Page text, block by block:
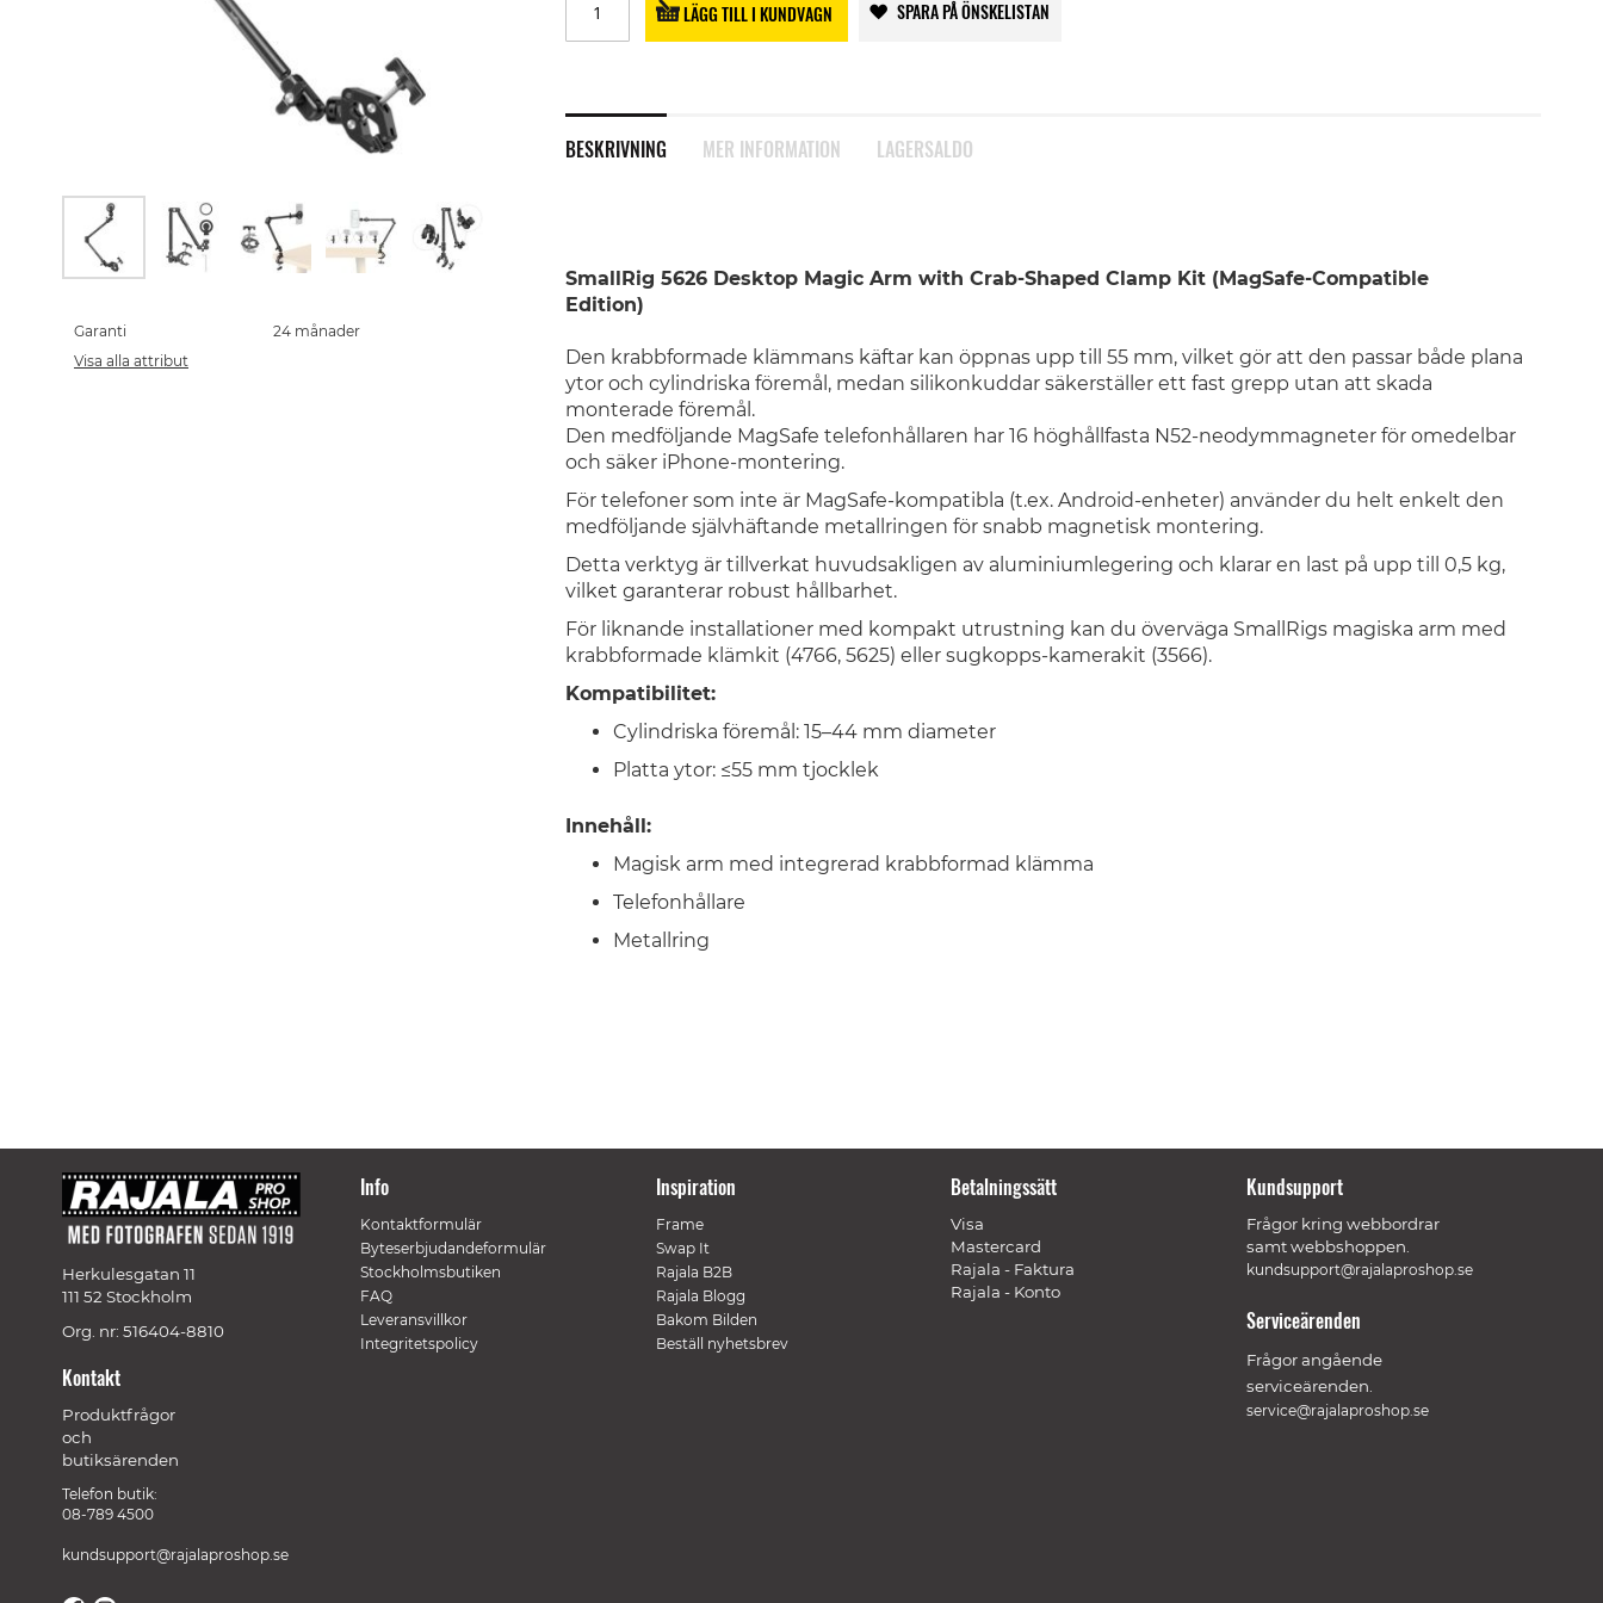
LÄGG TILL I KUNDVAGN SPARA PÅ ÖNSKELISTAN
BESKRIVNING
SmallRig 5626 Desktop Magic Arm with Crab-Shaped Clamp Kit (MagSafe-Compatible
Edition)
Den krabbformade klämmans käftar kan öppnas upp till 55 mm, vilket gör att den passar både plana
ytor och cylindriska föremål, medan silikonkuddar säkerställer ett fast grepp utan att skada
monterade föremål.
Den medföljande MagSafe telefonhållaren har 16 höghållfasta N52-neodymmagneter för omedelbar
och säker iPhone-montering.
För telefoner som inte är MagSafe-kompatibla (t.ex. Android-enheter) använder du helt enkelt den
medföljande självhäftande metallringen för snabb magnetisk montering.
Detta verktyg är tillverkat huvudsakligen av aluminiumlegering och klarar en last på upp till 0,5 kg,
vilket garanterar robust hållbarhet.
För liknande installationer med kompakt utrustning kan du överväga SmallRigs magiska arm med
krabbformade klämkit (4766, 5625) eller sugkopps-kamerakit (3566).
Kompatibilitet:
Cylindriska föremål: 15–44 mm diameter
Platta ytor: ≤55 mm tjocklek
Innehåll:
Magisk arm med integrerad krabbformad klämma
Telefonhållare
Metallring
MER INFORMATION LAGERSALDO
the
beginning
of
Garanti
24 månader
Visa alla attribut
Herkulesgatan 11
111 52 Stockholm
Org. nr: 516404-8810
Kontakt
Produktfrågor
och
butiksärenden
Telefon butik:
08-789 4500
kundsupport@rajalaproshop.se
Info
Kontaktformulär
Byteserbjudandeformulär
Stockholmsbutiken
FAQ
Leveransvillkor
Integritetspolicy
Inspiration
Frame
Swap It
Rajala B2B
Rajala Blogg
Bakom Bilden
Beställ nyhetsbrev
Betalningssätt
Visa
Mastercard
Rajala - Faktura
Rajala - Konto
Kundsupport
Frågor kring webbordrar
samt webbshoppen.
kundsupport@rajalaproshop.se
Serviceärenden
Frågor angående
serviceärenden.
service@rajalaproshop.se